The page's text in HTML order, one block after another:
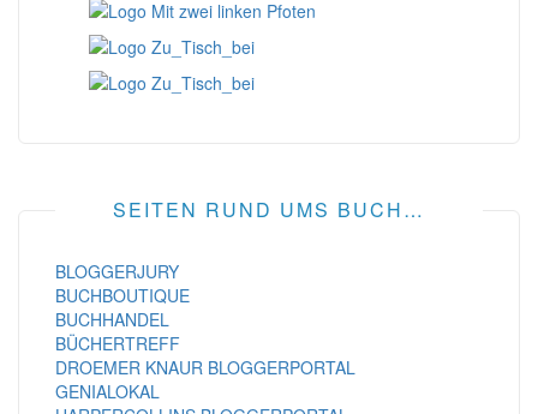
SEITEN RUND UMS BUCH…
BLOGGERJURY
BUCHBOUTIQUE
BUCHHANDEL
BÜCHERTREFF
DROEMER KNAUR BLOGGERPORTAL
GENIALOKAL